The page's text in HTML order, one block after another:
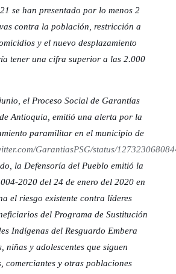
se han presentado por lo menos 2
contra la población, restricción a
y el nuevo desplazamiento
tener una cifra superior a las 2.000
el Proceso Social de Garantías
Antioquia, emitió una alerta por la
paramilitar en el municipio de
GarantiasPSG/status/
la Defensoría del Pueblo emitió la
2020 del 24 de enero del 2020 en
el riesgo existente contra líderes
del Programa de Sustitución
Indígenas del Resguardo Embera
niñas y adolescentes que siguen
comerciantes y otras poblaciones